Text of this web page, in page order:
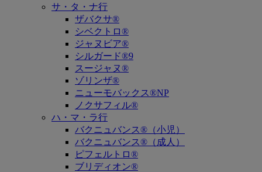
サ・タ・ナ行
ザバクサ®
シベクトロ®
ジャヌビア®
シルガード®9
スージャヌ®
ゾリンザ®
ニューモバックス®NP
ノクサフィル®
ハ・マ・ラ行
バクニュバンス®（小児）
バクニュバンス®（成人）
ピフェルトロ®
ブリディオン®